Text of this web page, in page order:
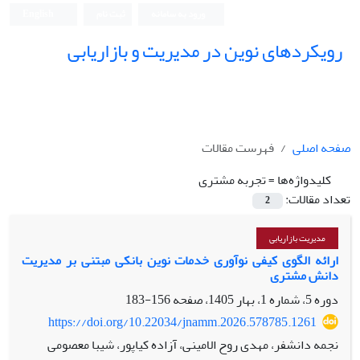
رویکردهای نوین در مدیریت و بازاریابی
صفحه اصلی
فهرست مقالات
کلیدواژه‌ها =تجربه مشتری
تعداد مقالات:
2
مدیریت بازاریابی
ارائه الگوی کیفی نوآوری خدمات نوین بانکی مبتنی بر مدیریت
دانش مشتری
دوره 5، شماره 1، بهار 1405، صفحه
156-183
https://doi.org/10.22034/jnamm.2026.578785.1261
نجمه دانشفر، مهدی روح الامینی، آزاده کیاپور، شیبا معصومی